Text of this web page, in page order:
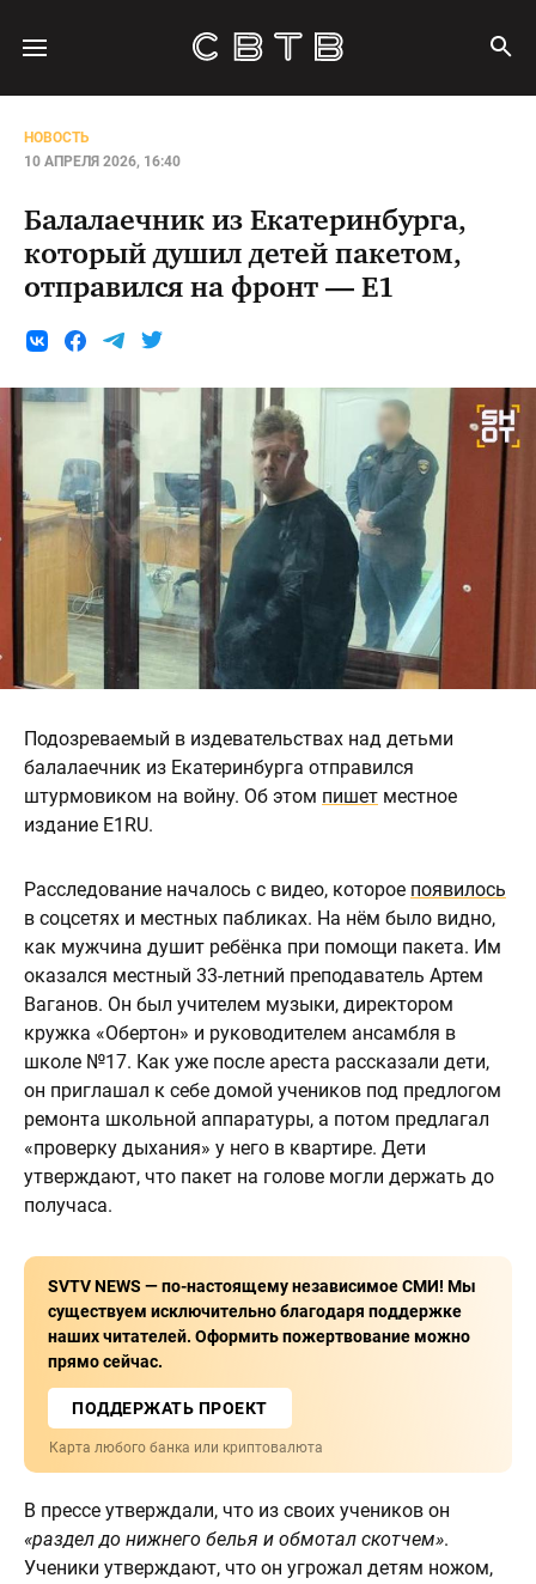
НОВОСТЬ
10 АПРЕЛЯ 2026, 16:40
Балалаечник из Екатеринбурга,
который душил детей пакетом,
отправился на фронт — E1
Подозреваемый в издевательствах над детьми
балалаечник из Екатеринбурга отправился
штурмовиком на войну. Об этом пишет местное
издание E1RU.
Расследование началось с видео, которое появилось
в соцсетях и местных пабликах. На нём было видно,
как мужчина душит ребёнка при помощи пакета. Им
оказался местный 33-летний преподаватель Артем
Ваганов. Он был учителем музыки, директором
кружка «Обертон» и руководителем ансамбля в
школе №17. Как уже после ареста рассказали дети,
он приглашал к себе домой учеников под предлогом
ремонта школьной аппаратуры, а потом предлагал
«проверку дыхания» у него в квартире. Дети
утверждают, что пакет на голове могли держать до
получаса.
SVTV NEWS — по-настоящему независимое СМИ! Мы
существуем исключительно благодаря поддержке
наших читателей. Оформить пожертвование можно
прямо сейчас.
ПОДДЕРЖАТЬ ПРОЕКТ
Карта любого банка или криптовалюта
В прессе утверждали, что из своих учеников он
«раздел до нижнего белья и обмотал скотчем».
Ученики утверждают, что он угрожал детям ножом,